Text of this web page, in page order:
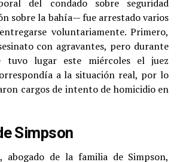
del condado sobre seguridad
sobre la bahía— fue arrestado varios
voluntariamente. Primero,
con agravantes, pero durante
tuvo lugar este miércoles el juez
a la situación real, por lo
cargos de intento de homicidio en
Simpson
abogado de la familia de Simpson,